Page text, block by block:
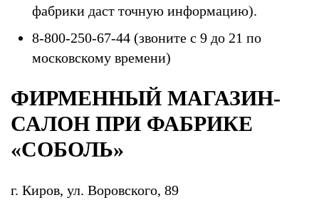
фабрики даст точную информацию).
8-800-250-67-44 (звоните с 9 до 21 по
московскому времени)
ФИРМЕННЫЙ МАГАЗИН-
САЛОН ПРИ ФАБРИКЕ
«СОБОЛЬ»
г. Киров, ул. Воровского, 89